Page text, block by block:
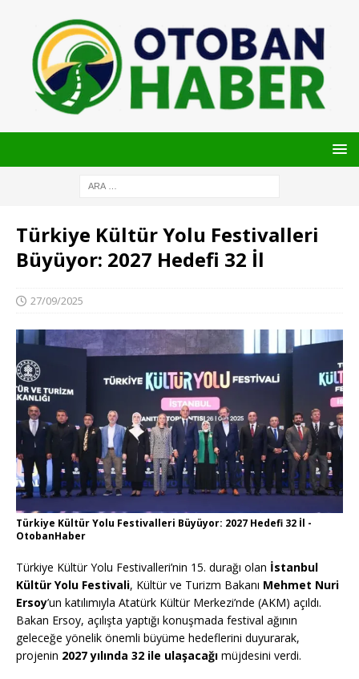
Türkiye Kültür Yolu Festivalleri
Büyüyor: 2027 Hedefi 32 İl
27/09/2025
Türkiye Kültür Yolu Festivalleri Büyüyor: 2027 Hedefi 32 İl -
OtobanHaber
Türkiye Kültür Yolu Festivalleri’nin 15. durağı olan İstanbul
Kültür Yolu Festivali, Kültür ve Turizm Bakanı Mehmet Nuri
Ersoy’un katılımıyla Atatürk Kültür Merkezi’nde (AKM) açıldı.
Bakan Ersoy, açılışta yaptığı konuşmada festival ağının
geleceğe yönelik önemli büyüme hedeflerini duyurarak,
projenin 2027 yılında 32 ile ulaşacağı müjdesini verdi.